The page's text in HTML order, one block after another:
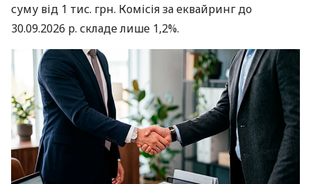
суму від 1 тис. грн. Комісія за еквайринг до
30.09.2026 р. складе лише 1,2%.